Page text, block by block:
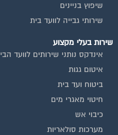
שיפוץ בניינים
שירותי גבייה לוועד בית
שירות בעלי מקצוע
אינדקס נותני שירותים לוועד הבית
איטום גגות
ביטוח ועד בית
חיטוי מאגרי מים
כיבוי אש
מערכות סולאריות